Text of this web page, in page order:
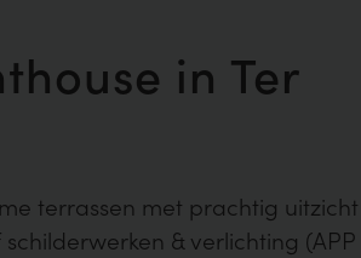
in Ter
terrassen met prachtig uitzicht
& verlichting (APP